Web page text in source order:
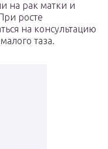
на рак матки и
росте
на консультацию
таза.